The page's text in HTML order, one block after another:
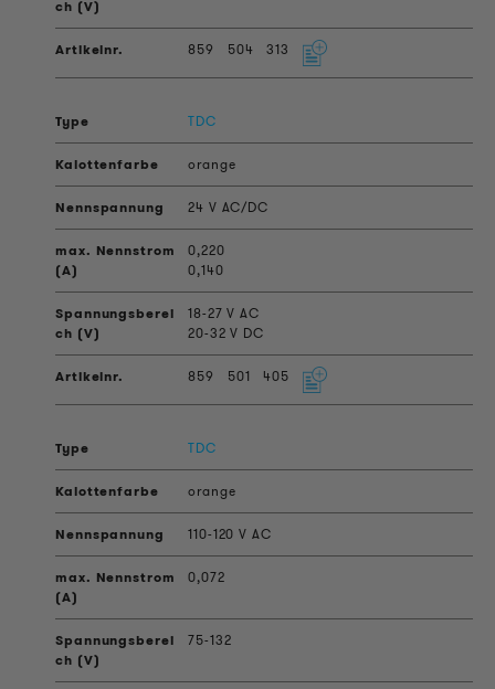
859 504 313
TDC
orange
24 V AC/DC
0,220
0,140
18-27 V AC
20-32 V DC
859 501 405
TDC
orange
110-120 V AC
0,072
75-132